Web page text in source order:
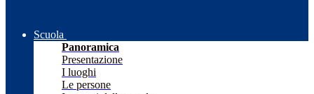
Scuola
Panoramica
Presentazione
I luoghi
Le persone